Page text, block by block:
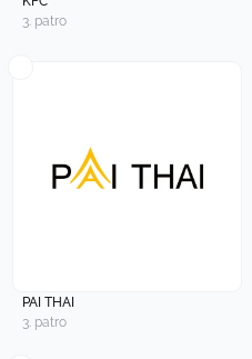
3. patro
PAI THAI
3. patro